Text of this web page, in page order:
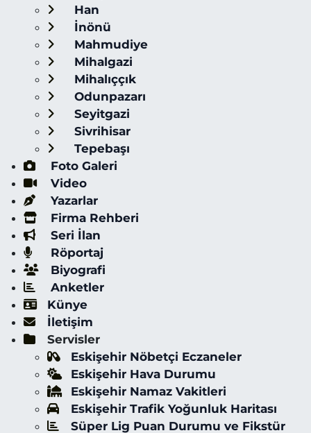
Han
İnönü
Mahmudiye
Mihalgazi
Mihalıççık
Odunpazarı
Seyitgazi
Sivrihisar
Tepebaşı
Foto Galeri
Video
Yazarlar
Firma Rehberi
Seri İlan
Röportaj
Biyografi
Anketler
Künye
İletişim
Servisler
Eskişehir Nöbetçi Eczaneler
Eskişehir Hava Durumu
Eskişehir Namaz Vakitleri
Eskişehir Trafik Yoğunluk Haritası
Süper Lig Puan Durumu ve Fikstür